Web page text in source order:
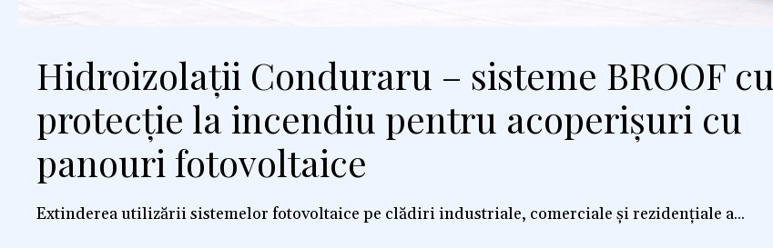
Hidroizolații Conduraru – sisteme BROOF cu
protecție la incendiu pentru acoperișuri cu
panouri fotovoltaice
Extinderea utilizării sistemelor fotovoltaice pe clădiri industriale, comerciale și rezidențiale a...